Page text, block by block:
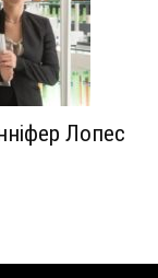
Лопес